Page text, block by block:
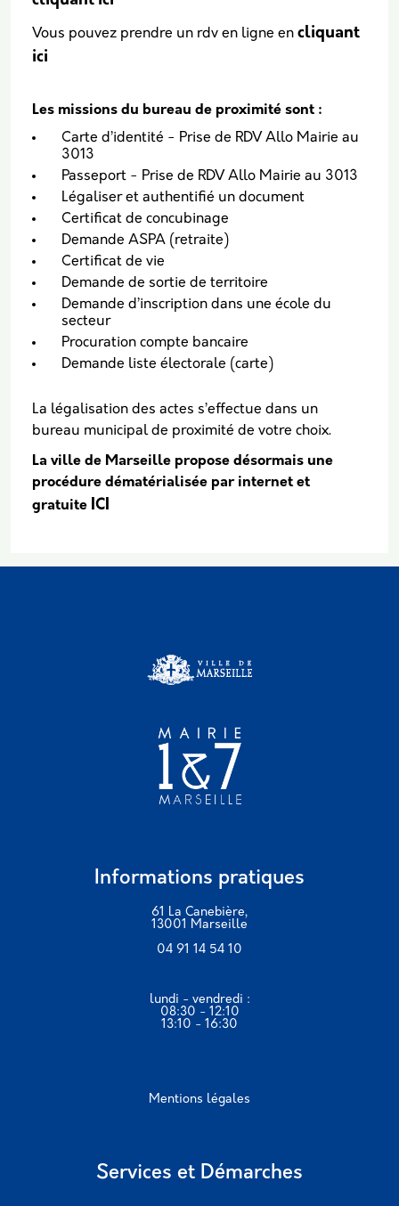
Vous pouvez prendre un rdv en ligne en cliquant
ici
Les missions du bureau de proximité sont :
Carte d’identité - Prise de RDV Allo Mairie au
3013
Passeport - Prise de RDV Allo Mairie au 3013
Légaliser et authentifié un document
Certificat de concubinage
Demande ASPA (retraite)
Certificat de vie
Demande de sortie de territoire
Demande d’inscription dans une école du
secteur
Procuration compte bancaire
Demande liste électorale (carte)
La légalisation des actes s’effectue dans un
bureau municipal de proximité de votre choix.
La ville de Marseille propose désormais une
procédure dématérialisée par internet et
gratuite ICI
Informations pratiques
61 La Canebière,
13001 Marseille
04 91 14 54 10
lundi - vendredi :
08:30 - 12:10
13:10 - 16:30
Mentions légales
Services et Démarches